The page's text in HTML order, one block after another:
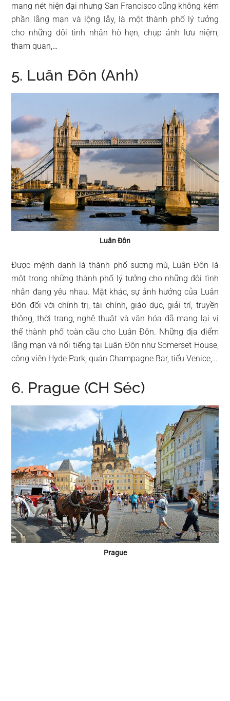
mang nét hiện đại nhưng San Francisco cũng không kém
phần lãng mạn và lộng lẫy, là một thành phố lý tưởng
cho những đôi tình nhân hò hẹn, chụp ảnh lưu niệm,
tham quan,…
5. Luân Đôn (Anh)
Luân Đôn
Được mệnh danh là thành phố sương mù, Luân Đôn là
một trong những thành phố lý tưởng cho những đôi tình
nhân đang yêu nhau. Mặt khác, sự ảnh hưởng của Luân
Đôn đối với chính trị, tài chính, giáo dục, giải trí, truyền
thông, thời trang, nghệ thuật và văn hóa đã mang lại vị
thế thành phố toàn cầu cho Luân Đôn. Những địa điểm
lãng mạn và nổi tiếng tại Luân Đôn như Somerset House,
công viên Hyde Park, quán Champagne Bar, tiểu Venice,…
6. Prague (CH Séc)
Prague